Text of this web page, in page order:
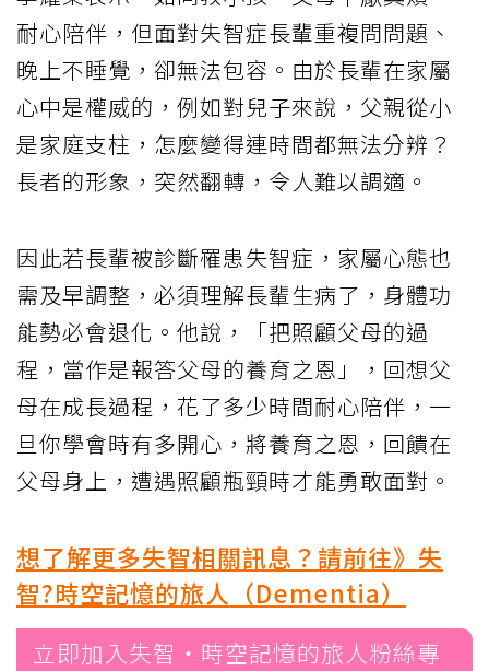
耐心陪伴，但面對失智症長輩重複問問題、
晚上不睡覺，卻無法包容。由於長輩在家屬
心中是權威的，例如對兒子來說，父親從小
是家庭支柱，怎麼變得連時間都無法分辨？
長者的形象，突然翻轉，令人難以調適。
因此若長輩被診斷罹患失智症，家屬心態也
需及早調整，必須理解長輩生病了，身體功
能勢必會退化。他說，「把照顧父母的過
程，當作是報答父母的養育之恩」，回想父
母在成長過程，花了多少時間耐心陪伴，一
旦你學會時有多開心，將養育之恩，回饋在
父母身上，遭遇照顧瓶頸時才能勇敢面對。
想了解更多失智相關訊息？請前往》失
智?時空記憶的旅人（Dementia）
立即加入失智・時空記憶的旅人粉絲專